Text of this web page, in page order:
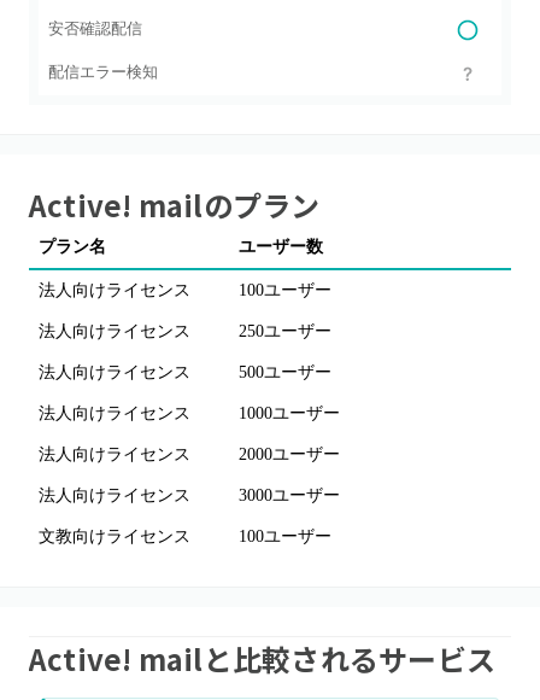
安否確認配信
配信エラー検知
Active! mailのプラン
プラン名 ユーザー数
法人向けライセンス 100ユーザー
法人向けライセンス 250ユーザー
法人向けライセンス 500ユーザー
法人向けライセンス 1000ユーザー
法人向けライセンス 2000ユーザー
法人向けライセンス 3000ユーザー
文教向けライセンス 100ユーザー
Active! mailと比較されるサービス